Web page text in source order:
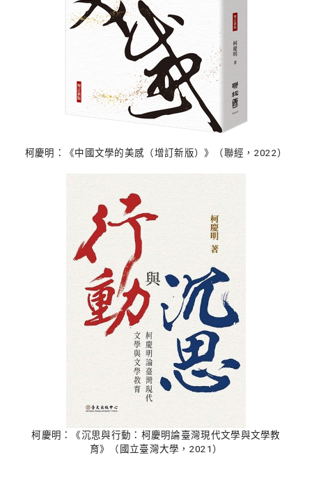
柯慶明：《中國文學的美感（增訂新版）》（聯經，2022）
柯慶明：《沉思與行動：柯慶明論臺灣現代文學與文學教
育》（國立臺灣大學，2021）